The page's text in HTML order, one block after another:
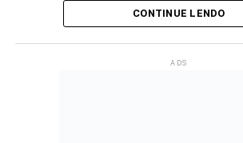
Juíza Assessora Especial da
CONTINUE LENDO
ADS